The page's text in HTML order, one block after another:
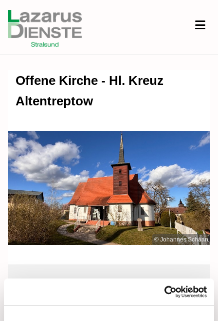
Offene Kirche - Hl. Kreuz
Altentreptow
© Johannes Schaan
Dienstag, 21. Juli 2026, 10:00 - 12:00
Uhr